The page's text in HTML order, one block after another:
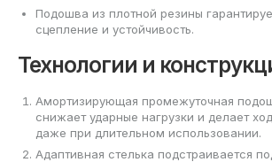
Подошва из плотной резины
сцепление и устойчивость.
Технологии и
Амортизирующая промежуточная
снижает ударные нагрузки и делает
даже при длительном использовании.
Адаптивная стелька подстраивается